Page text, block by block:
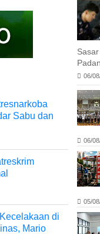
Sabu dan
di
Mario
06/
06/
05/